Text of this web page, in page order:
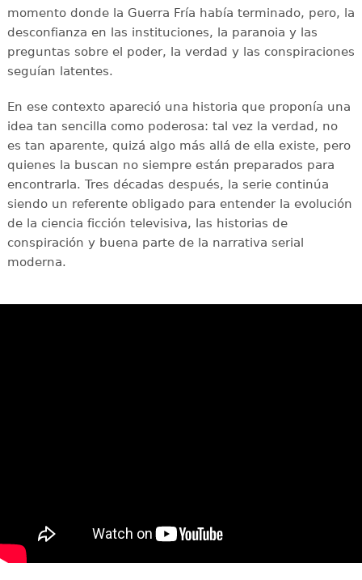
momento donde la Guerra Fría había terminado, pero, la
desconfianza en las instituciones, la paranoia y las
preguntas sobre el poder, la verdad y las conspiraciones
seguían latentes.
En ese contexto apareció una historia que proponía una
idea tan sencilla como poderosa: tal vez la verdad, no
es tan aparente, quizá algo más allá de ella existe, pero
quienes la buscan no siempre están preparados para
encontrarla. Tres décadas después, la serie continúa
siendo un referente obligado para entender la evolución
de la ciencia ficción televisiva, las historias de
conspiración y buena parte de la narrativa serial
moderna.